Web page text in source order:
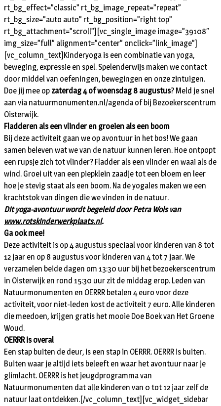
rt_bg_effect=”classic” rt_bg_image_repeat=”repeat”
rt_bg_size=”auto auto” rt_bg_position=”right top”
rt_bg_attachment=”scroll”][vc_single_image image=”39108″
img_size=”full” alignment=”center” onclick=”link_image”]
[vc_column_text]Kinderyoga is een combinatie van yoga,
beweging, expressie en spel. Spelenderwijs maken we contact
door middel van oefeningen, bewegingen en onze zintuigen.
Doe jij mee op zaterdag 4 of woensdag 8 augustus? Meld je snel
aan via natuurmonumenten.nl/agenda of bij Bezoekerscentrum
Oisterwijk.
Fladderen als een vlinder en groeien als een boom
Bij deze activiteit gaan we op avontuur in het bos! We gaan
samen beleven wat we van de natuur kunnen leren. Hoe ontpopt
een rupsje zich tot vlinder? Fladder als een vlinder en waai als de
wind. Groei uit van een piepklein zaadje tot een bloem en leer
hoe je stevig staat als een boom. Na de yogales maken we een
krachtstok van dingen die we vinden in de natuur.
Dit yoga-avontuur wordt begeleid door Petra Wols van
www.rotskinderwerkplaats.nl.
Ga ook mee!
Deze activiteit is op 4 augustus speciaal voor kinderen van 8 tot
12 jaar en op 8 augustus voor kinderen van 4 tot 7 jaar. We
verzamelen beide dagen om 13:30 uur bij het bezoekerscentrum
in Oisterwijk en rond 15:30 uur zit de middag erop. Leden van
Natuurmonumenten en OERRR betalen 4 euro voor deze
activiteit, voor niet-leden kost de activiteit 7 euro. Alle kinderen
die meedoen, krijgen gratis het mooie Doe Boek van Het Groene
Woud.
OERRR is overal
Een stap buiten de deur, is een stap in OERRR. OERRR is buiten.
Buiten waar je altijd iets beleeft en waar het avontuur naar je
glimlacht. OERRR is het jeugdprogramma van
Natuurmonumenten dat alle kinderen van 0 tot 12 jaar zelf de
natuur laat ontdekken.[/vc_column_text][vc_widget_sidebar